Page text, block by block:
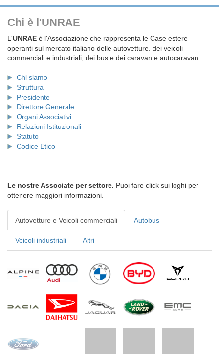
Chi è l'UNRAE
L'UNRAE è l'Associazione che rappresenta le Case estere
operanti sul mercato italiano delle autovetture, dei veicoli
commerciali e industriali, dei bus e dei caravan e autocaravan.
Chi siamo
Struttura
Presidente
Direttore Generale
Organi Associativi
Relazioni Istituzionali
Statuto
Codice Etico
Le nostre Associate per settore. Puoi fare click sui loghi per
ottenere maggiori informazioni.
Autovetture e Veicoli commerciali Autobus
Veicoli industriali Altri